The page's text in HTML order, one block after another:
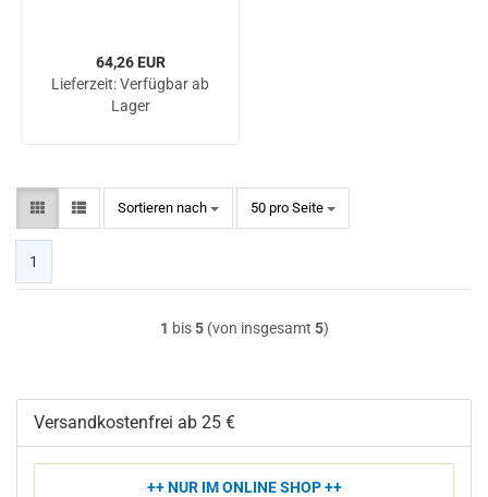
64,26 EUR
Lieferzeit:Verfügbar ab
Lager
Sortieren nach
Sortieren nach 50 pro Seite
pro Seite
1
1 bis5(von insgesamt 5)
Versandkostenfrei ab 25 €
++ NUR IM ONLINE SHOP ++